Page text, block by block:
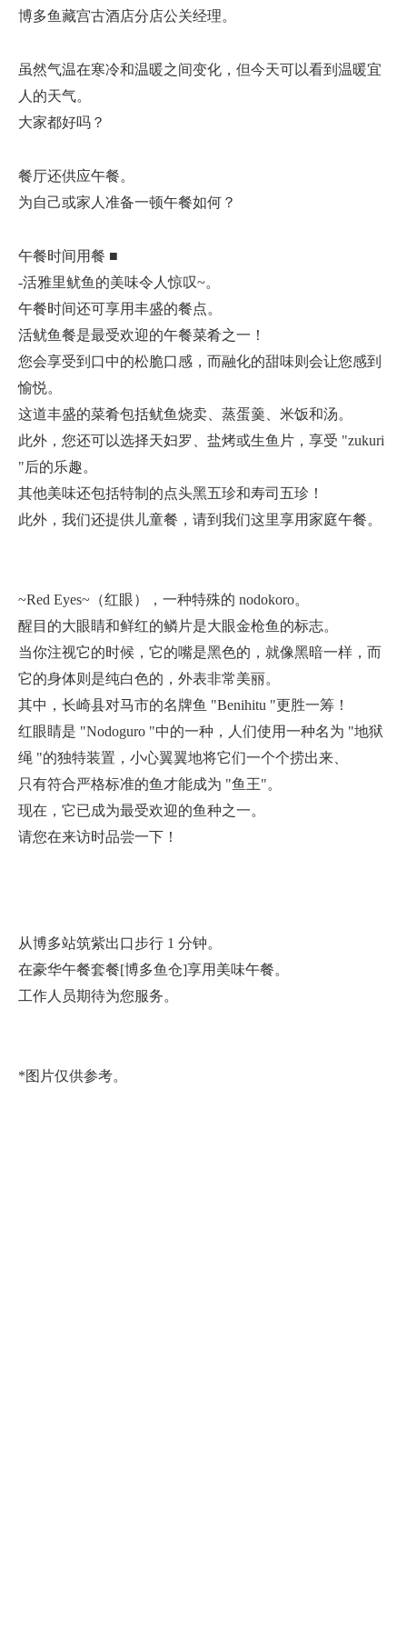
博多鱼藏宫古酒店分店公关经理。
虽然气温在寒冷和温暖之间变化，但今天可以看到温暖宜
人的天气。
大家都好吗？
餐厅还供应午餐。
为自己或家人准备一顿午餐如何？
午餐时间用餐 ■
-活雅里鱿鱼的美味令人惊叹~。
午餐时间还可享用丰盛的餐点。
活鱿鱼餐是最受欢迎的午餐菜肴之一！
您会享受到口中的松脆口感，而融化的甜味则会让您感到
愉悦。
这道丰盛的菜肴包括鱿鱼烧卖、蒸蛋羹、米饭和汤。
此外，您还可以选择天妇罗、盐烤或生鱼片，享受 "zukuri
"后的乐趣。
其他美味还包括特制的点头黑五珍和寿司五珍！
此外，我们还提供儿童餐，请到我们这里享用家庭午餐。
~Red Eyes~（红眼），一种特殊的 nodokoro。
醒目的大眼睛和鲜红的鳞片是大眼金枪鱼的标志。
当你注视它的时候，它的嘴是黑色的，就像黑暗一样，而
它的身体则是纯白色的，外表非常美丽。
其中，长崎县对马市的名牌鱼 "Benihitu "更胜一筹！
红眼睛是 "Nodoguro "中的一种，人们使用一种名为 "地狱
绳 "的独特装置，小心翼翼地将它们一个个捞出来、
只有符合严格标准的鱼才能成为 "鱼王"。
现在，它已成为最受欢迎的鱼种之一。
请您在来访时品尝一下！
从博多站筑紫出口步行 1 分钟。
在豪华午餐套餐[博多鱼仓]享用美味午餐。
工作人员期待为您服务。
*图片仅供参考。